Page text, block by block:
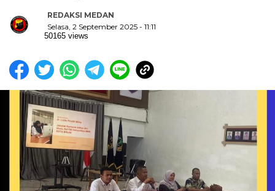
REDAKSI MEDAN
Selasa, 2 September 2025 - 11:11
50165 views